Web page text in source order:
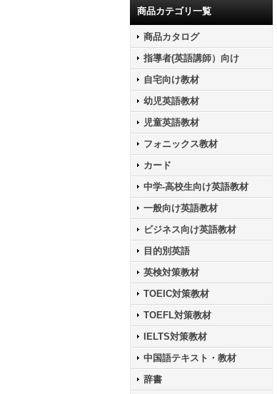
商品カテゴリ一覧
商品カタログ
指導者(英語講師）向け
自宅向け教材
幼児英語教材
児童英語教材
フォニックス教材
カード
中学-高校生向け英語教材
一般向け英語教材
ビジネス向け英語教材
目的別英語
英検対策教材
TOEIC対策教材
TOEFL対策教材
IELTS対策教材
中国語テキスト・教材
辞書